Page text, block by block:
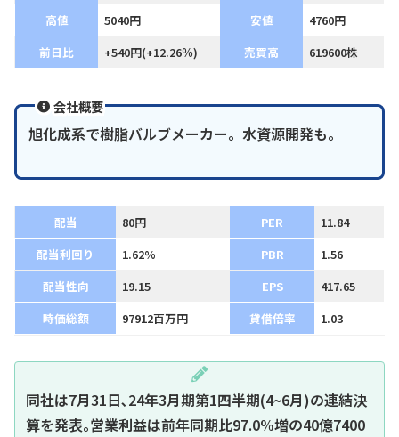
高値
5040円 安値
4760円
前日比
+540円(+12.26％) 売買高 619600株
会社概要
旭化成系で樹脂バルブメーカー。水資源開発も。
配当 80円 PER
11.84
配当利回り
1.62% PBR
1.56
配当性向
19.15 EPS
417.65
時価総額
97912百万円 貸借倍率 1.03
同社は7月31日､24年3月期第1四半期(4~6月)の連結決
算を発表｡営業利益は前年同期比97.0%増の40億7400